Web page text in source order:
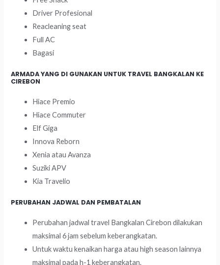
Driver Profesional
Reacleaning seat
Full AC
Bagasi
ARMADA YANG DI GUNAKAN UNTUK TRAVEL BANGKALAN KE
CIREBON
Hiace Premio
Hiace Commuter
Elf Giga
Innova Reborn
Xenia atau Avanza
Suziki APV
Kia Travelio
PERUBAHAN JADWAL DAN PEMBATALAN
Perubahan jadwal travel Bangkalan Cirebon dilakukan
maksimal 6 jam sebelum keberangkatan.
Untuk waktu kenaikan harga atau high season lainnya
maksimal pada h-1 keberangkatan.